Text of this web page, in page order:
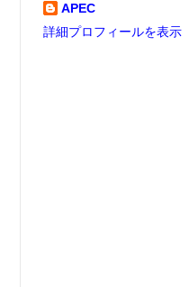
APEC
詳細プロフィールを表示